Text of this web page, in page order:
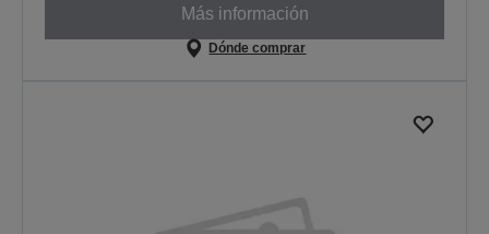
Más información
Dónde comprar